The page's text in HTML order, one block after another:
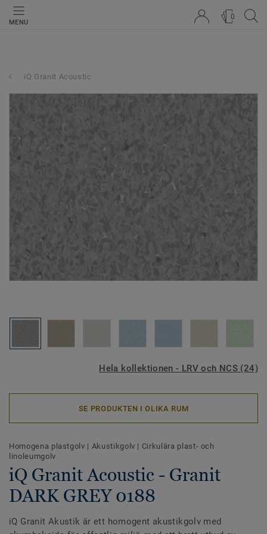
MENU
0
iQ Granit Acoustic
Hela kollektionen - LRV och NCS (24)
SE PRODUKTEN I OLIKA RUM
Homogena plastgolv | Akustikgolv | Cirkulära plast- och
linoleumgolv
iQ Granit Acoustic - Granit
DARK GREY 0188
iQ Granit Akustik är ett homogent akustikgolv med